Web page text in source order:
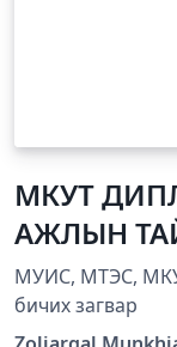
МКУТ
АЖЛЫН
МУИС, МТЭС,
бичих загвар